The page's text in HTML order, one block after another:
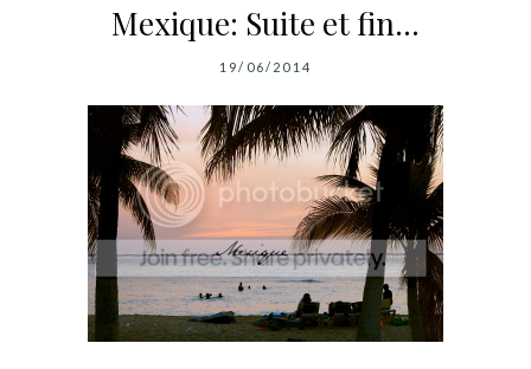
Mexique: Suite et fin…
19/06/2014